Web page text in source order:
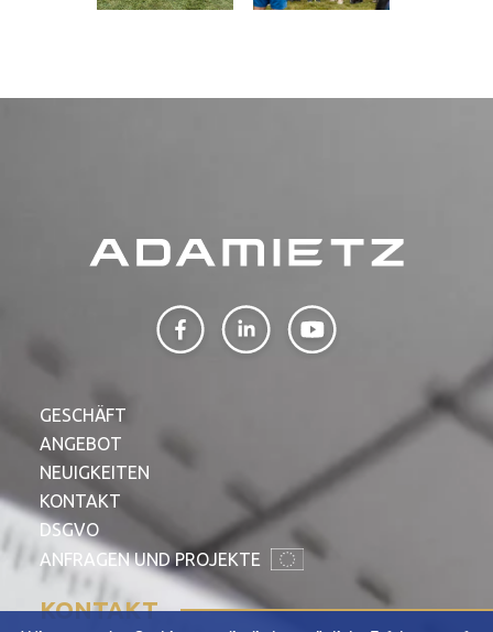
GESCHÄFT
ANGEBOT
NEUIGKEITEN
KONTAKT
DSGVO
ANFRAGEN UND PROJEKTE
KONTAKT